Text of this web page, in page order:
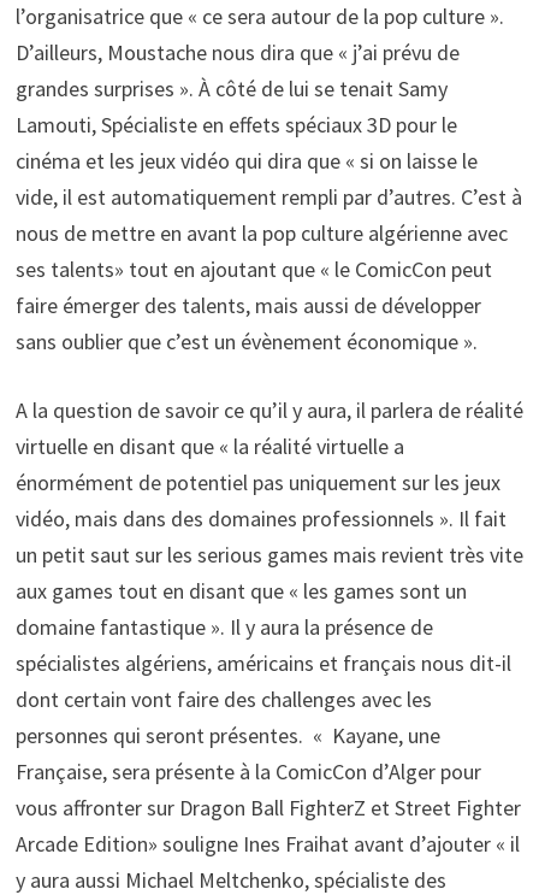
l’organisatrice que « ce sera autour de la pop culture ».
D’ailleurs, Moustache nous dira que « j’ai prévu de
grandes surprises ». À côté de lui se tenait Samy
Lamouti, Spécialiste en effets spéciaux 3D pour le
cinéma et les jeux vidéo qui dira que « si on laisse le
vide, il est automatiquement rempli par d’autres. C’est à
nous de mettre en avant la pop culture algérienne avec
ses talents» tout en ajoutant que « le ComicCon peut
faire émerger des talents, mais aussi de développer
sans oublier que c’est un évènement économique ».
A la question de savoir ce qu’il y aura, il parlera de réalité
virtuelle en disant que « la réalité virtuelle a
énormément de potentiel pas uniquement sur les jeux
vidéo, mais dans des domaines professionnels ». Il fait
un petit saut sur les serious games mais revient très vite
aux games tout en disant que « les games sont un
domaine fantastique ». Il y aura la présence de
spécialistes algériens, américains et français nous dit-il
dont certain vont faire des challenges avec les
personnes qui seront présentes. « Kayane, une
Française, sera présente à la ComicCon d’Alger pour
vous affronter sur Dragon Ball FighterZ et Street Fighter
Arcade Edition» souligne Ines Fraihat avant d’ajouter « il
y aura aussi Michael Meltchenko, spécialiste des